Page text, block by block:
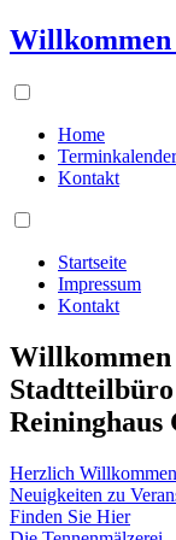
Willkommen
Home
Terminkalender
Kontakt
Startseite
Impressum
Kontakt
Stadtteilbüro
Reininghaus
Herzlich Willkommen
Neuigkeiten zu
Finden Sie Hier